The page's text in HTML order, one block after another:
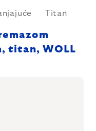
Titan
titan, WOLL